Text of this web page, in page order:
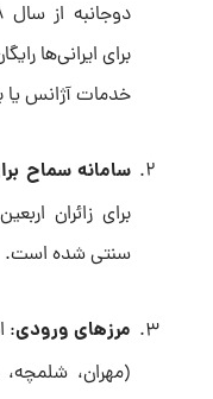
برای ایرانی‌ها
خدمات آژانس
سامانه سماح
برای زائران
سنتی شده است.
مرزهای ورودی:
(مهران، شلمچه،